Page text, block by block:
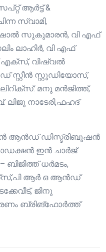
ആർട്ട് &
സ്വാമി,
സുകുമാരൻ, വി എഫ്
ലാഹിർ, വി എഫ്
വിഷ്വൽ
സ്റ്റുഡിയോസ്,
ലിറിക്സ്: മനു മൻജിത്ത്,
നാടേരി,ഫഹദ്
ആൻഡ് ഡിസ്ട്രിബൂഷൻ
ഇൻ ചാർജ്
ധർമടം,
ആർ ഒ ആൻഡ്
ജിനു
ബ്രിങ്ഫോർത്ത്